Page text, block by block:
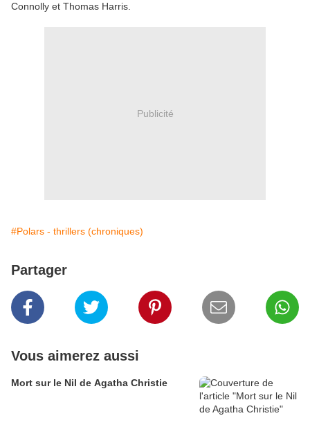
Connolly et Thomas Harris.
Publicité
#Polars - thrillers (chroniques)
Partager
Vous aimerez aussi
Mort sur le Nil de Agatha Christie